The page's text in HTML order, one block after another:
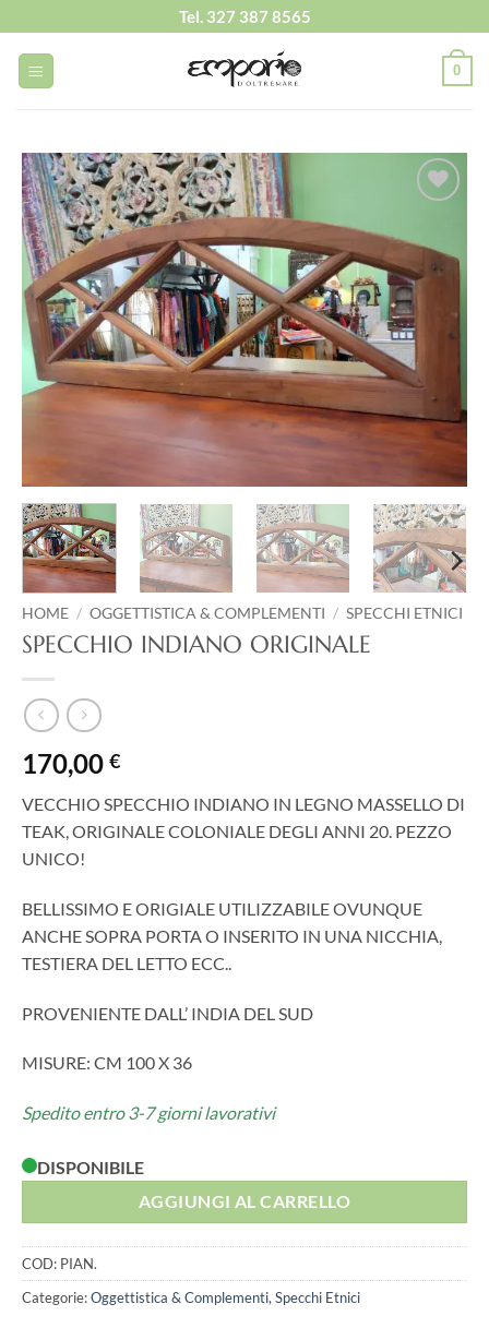
ai
contenuti
Tel. 327 387 8565
0
alla lista
dei
desideri
HOME / OGGETTISTICA & COMPLEMENTI / SPECCHI ETNICI
SPECCHIO INDIANO ORIGINALE
170,00 €
VECCHIO SPECCHIO INDIANO IN LEGNO MASSELLO DI
TEAK, ORIGINALE COLONIALE DEGLI ANNI 20. PEZZO
UNICO!
BELLISSIMO E ORIGIALE UTILIZZABILE OVUNQUE
ANCHE SOPRA PORTA O INSERITO IN UNA NICCHIA,
TESTIERA DEL LETTO ECC..
PROVENIENTE DALL’ INDIA DEL SUD
MISURE: CM 100 X 36
Spedito entro 3-7 giorni lavorativi
DISPONIBILE
AGGIUNGI AL CARRELLO
COD: PIAN.
Categorie:Oggettistica & Complementi, Specchi Etnici